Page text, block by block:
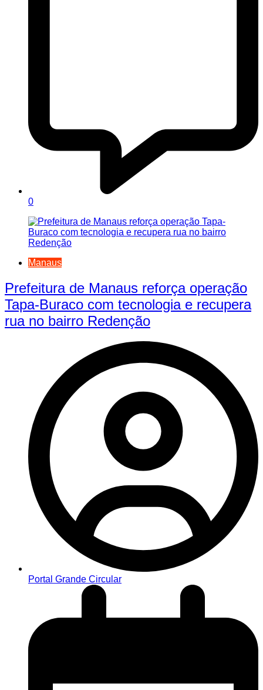
0
Manaus
Prefeitura de Manaus reforça operação
Tapa-Buraco com tecnologia e recupera
rua no bairro Redenção
Portal Grande Circular